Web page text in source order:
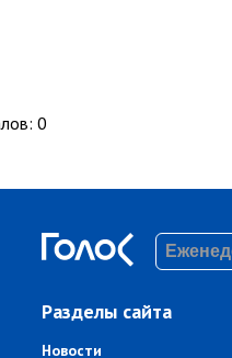
: 0
Разделы сайта
Новости